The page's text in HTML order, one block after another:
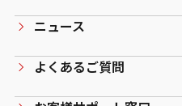
ニュース
よくあるご質問